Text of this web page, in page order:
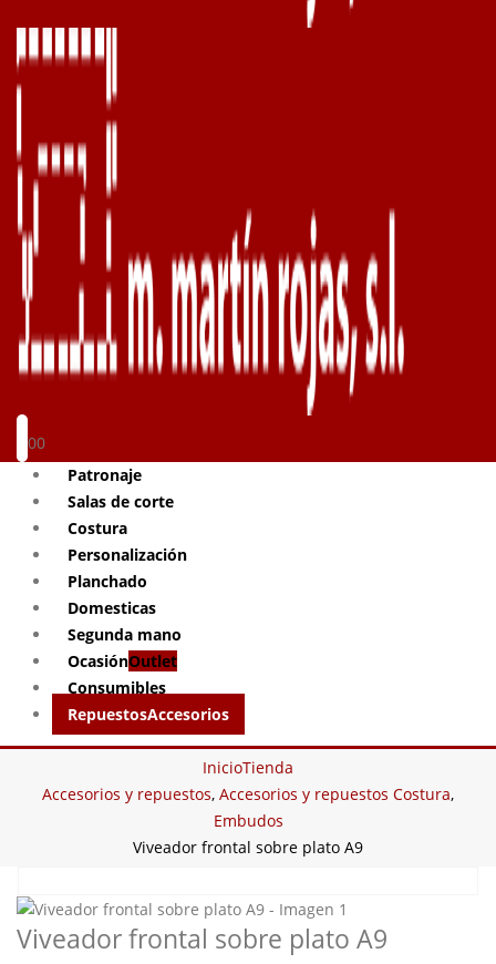
00
Patronaje
Salas de corte
Costura
Personalización
Planchado
Domesticas
Segunda mano
OcasiónOutlet
Consumibles
RepuestosAccesorios
InicioTienda
Accesorios y repuestos, Accesorios y repuestos Costura,
Embudos
Viveador frontal sobre plato A9
Viveador frontal sobre plato A9